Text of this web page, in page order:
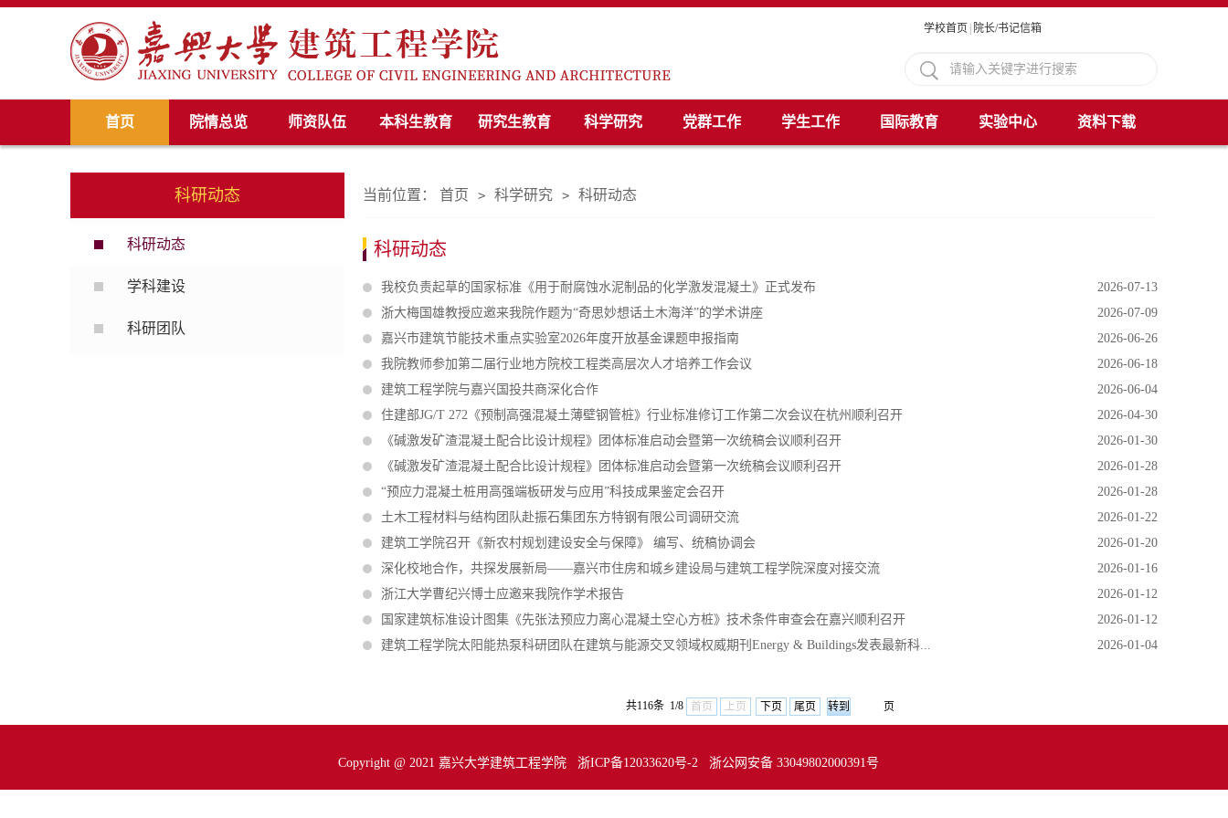
学校首页 院长/书记信箱
首页 院情总览 师资队伍 本科生教育 研究生教育 科学研究 党群工作 学生工作 国际教育 实验中心 资料下载
科研动态
科研动态
学科建设
科研团队
当前位置： 首页 > 科学研究 > 科研动态
科研动态
2026-07-13
我校负责起草的国家标准《用于耐腐蚀水泥制品的化学激发混凝土》正式发布
2026-07-09
浙大梅国雄教授应邀来我院作题为“奇思妙想话土木海洋”的学术讲座
2026-06-26
嘉兴市建筑节能技术重点实验室2026年度开放基金课题申报指南
2026-06-18
我院教师参加第二届行业地方院校工程类高层次人才培养工作会议
2026-06-04
建筑工程学院与嘉兴国投共商深化合作
2026-04-30
住建部JG/T 272《预制高强混凝土薄壁钢管桩》行业标准修订工作第二次会议在杭州顺利召开
2026-01-30
《碱激发矿渣混凝土配合比设计规程》团体标准启动会暨第一次统稿会议顺利召开
2026-01-28
《碱激发矿渣混凝土配合比设计规程》团体标准启动会暨第一次统稿会议顺利召开
2026-01-28
“预应力混凝土桩用高强端板研发与应用”科技成果鉴定会召开
2026-01-22
土木工程材料与结构团队赴振石集团东方特钢有限公司调研交流
2026-01-20
建筑工学院召开《新农村规划建设安全与保障》 编写、统稿协调会
2026-01-16
深化校地合作，共探发展新局——嘉兴市住房和城乡建设局与建筑工程学院深度对接交流
2026-01-12
浙江大学曹纪兴博士应邀来我院作学术报告
2026-01-12
国家建筑标准设计图集《先张法预应力离心混凝土空心方桩》技术条件审查会在嘉兴顺利召开
2026-01-04
建筑工程学院太阳能热泵科研团队在建筑与能源交叉领域权威期刊Energy & Buildings发表最新科...
共116条 1/8 首页 上页 下页 尾页 页
Copyright @ 2021 嘉兴大学建筑工程学院 浙ICP备12033620号-2 浙公网安备 33049802000391号